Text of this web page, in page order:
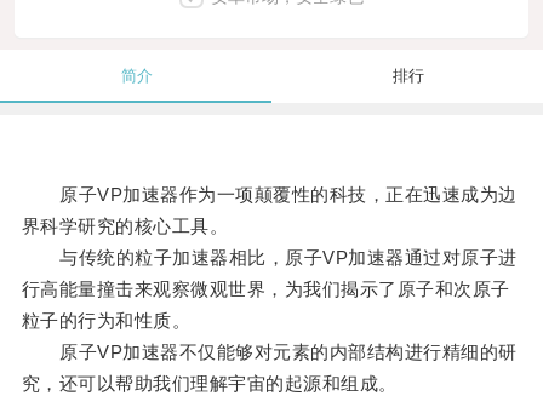
简介 排行
原子VP加速器作为一项颠覆性的科技，正在迅速成为边
界科学研究的核心工具。
与传统的粒子加速器相比，原子VP加速器通过对原子进
行高能量撞击来观察微观世界，为我们揭示了原子和次原子
粒子的行为和性质。
原子VP加速器不仅能够对元素的内部结构进行精细的研
究，还可以帮助我们理解宇宙的起源和组成。